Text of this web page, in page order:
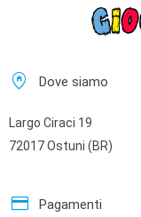
home_pin Dove siamo
Largo Ciraci 19
72017 Ostuni (BR)
credit_card Pagamenti